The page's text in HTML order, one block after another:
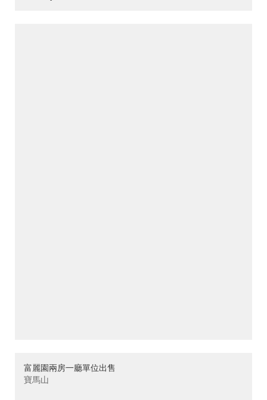
富麗園兩房一廳單位出售
寶馬山